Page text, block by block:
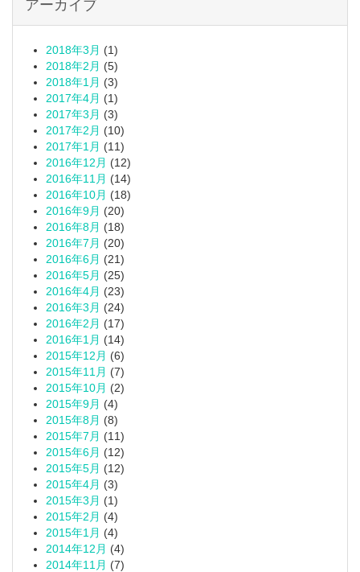
アーカイブ
2018年3月 (1)
2018年2月 (5)
2018年1月 (3)
2017年4月 (1)
2017年3月 (3)
2017年2月 (10)
2017年1月 (11)
2016年12月 (12)
2016年11月 (14)
2016年10月 (18)
2016年9月 (20)
2016年8月 (18)
2016年7月 (20)
2016年6月 (21)
2016年5月 (25)
2016年4月 (23)
2016年3月 (24)
2016年2月 (17)
2016年1月 (14)
2015年12月 (6)
2015年11月 (7)
2015年10月 (2)
2015年9月 (4)
2015年8月 (8)
2015年7月 (11)
2015年6月 (12)
2015年5月 (12)
2015年4月 (3)
2015年3月 (1)
2015年2月 (4)
2015年1月 (4)
2014年12月 (4)
2014年11月 (7)